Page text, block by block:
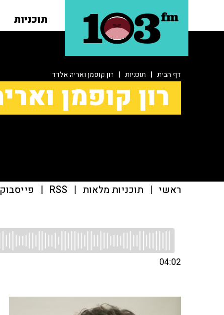
תוכניות
דף הבית | תוכניות | רון קופמן ואריה אלדד
רון קופמן
ראשי | תוכניות מלאות |
RSS
| פייסבוק
04:02